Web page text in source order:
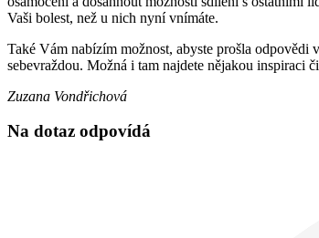
Vaši bolest, než u nich nyní vnímáte.
Také Vám nabízím možnost, abyste prošla
sebevraždou. Možná i tam najdete nějakou inspiraci
Zuzana Vondřichová
Na dotaz odpovídá